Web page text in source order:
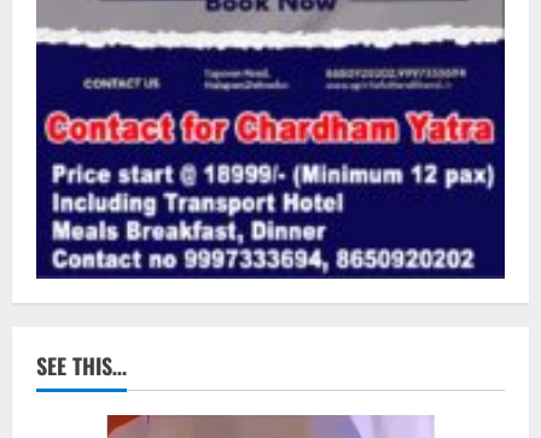
SEE THIS…